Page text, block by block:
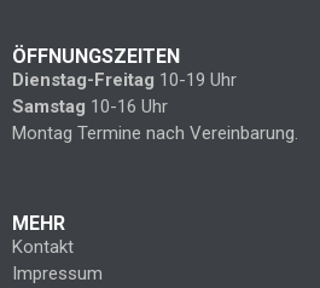
ÖFFNUNGSZEITEN
Dienstag-Freitag 10-19 Uhr
Samstag 10-16 Uhr
Montag Termine nach Vereinbarung.
MEHR
Kontakt
Impressum